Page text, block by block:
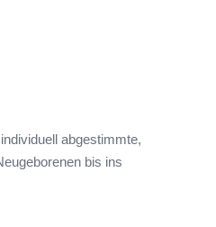
abgestimmte,
bis ins